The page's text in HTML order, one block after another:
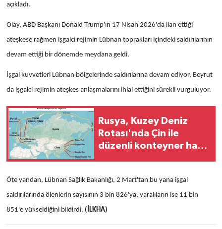
açıkladı.
Olay, ABD Başkanı Donald Trump'ın 17 Nisan 2026'da ilan ettiği
ateşkese rağmen işgalci rejimin Lübnan toprakları içindeki saldırılarının
devam ettiği bir dönemde meydana geldi.
İşgal kuvvetleri Lübnan bölgelerinde saldırılarına devam ediyor. Beyrut
da işgalci rejimin ateşkes anlaşmalarını ihlal ettiğini sürekli vurguluyor.
Rusya, Kuzey Deniz
Rotası'nda Çin ile
düzenli konteyner hattı
Öte yandan, Lübnan Sağlık Bakanlığı, 2 Mart'tan bu yana işgal
saldırılarında ölenlerin sayısının 3 bin 826'ya, yaralıların ise 11 bin
851'e yükseldiğini bildirdi. (İLKHA)